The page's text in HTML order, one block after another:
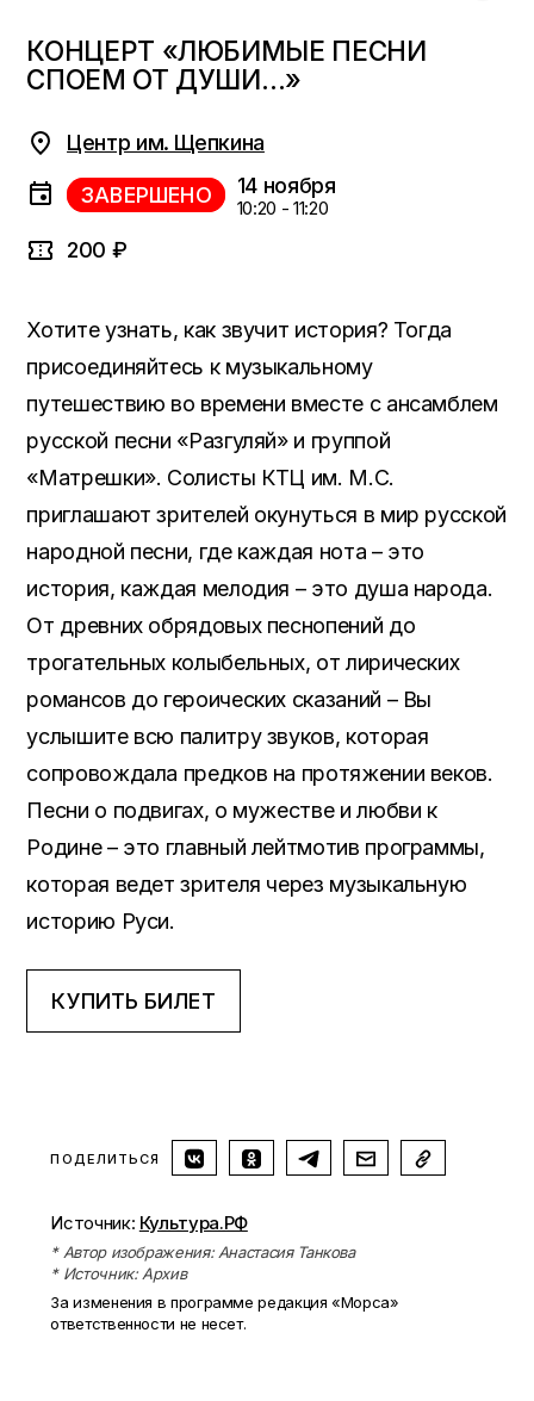
КОНЦЕРТ «ЛЮБИМЫЕ ПЕСНИ
СПОЕМ ОТ ДУШИ…»
Центр им. Щепкина
ЗАВЕРШЕНО 14 ноября
10:20 - 11:20
200 ₽
Хотите узнать, как звучит история? Тогда
присоединяйтесь к музыкальному
путешествию во времени вместе с ансамблем
русской песни «Разгуляй» и группой
«Матрешки». Солисты КТЦ им. М.С.
приглашают зрителей окунуться в мир русской
народной песни, где каждая нота – это
история, каждая мелодия – это душа народа.
От древних обрядовых песнопений до
трогательных колыбельных, от лирических
романсов до героических сказаний – Вы
услышите всю палитру звуков, которая
сопровождала предков на протяжении веков.
Песни о подвигах, о мужестве и любви к
Родине – это главный лейтмотив программы,
которая ведет зрителя через музыкальную
историю Руси.
КУПИТЬ БИЛЕТ
ПОДЕЛИТЬСЯ
Источник: Культура.РФ
* Автор изображения: Анастасия Танкова
* Источник: Архив
За изменения в программе редакция «Морса»
ответственности не несет.